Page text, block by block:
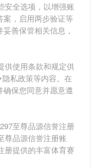
安全选项，以增强账
案，启用两步验证等
善保管相关信息，
供使用条款和规定供
私政策等内容。在
保您同意并愿意遵
至尊品源信誉注册
尊品源信誉注册账
册提供的丰富体育赛